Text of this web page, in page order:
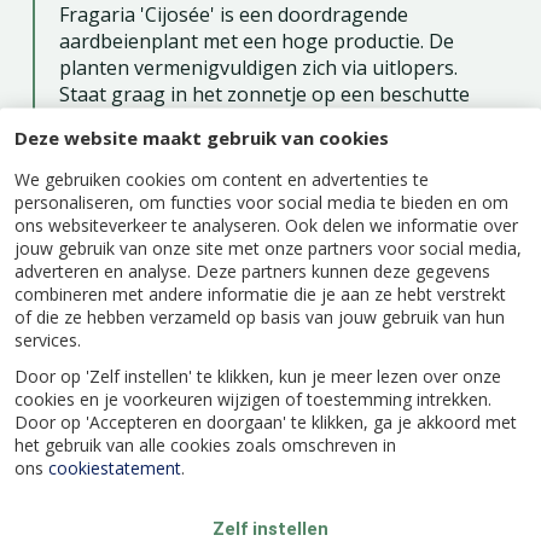
Deze website maakt gebruik van cookies
We gebruiken cookies om content en advertenties te
personaliseren, om functies voor social media te bieden en om
ons websiteverkeer te analyseren. Ook delen we informatie over
jouw gebruik van onze site met onze partners voor social media,
adverteren en analyse. Deze partners kunnen deze gegevens
combineren met andere informatie die je aan ze hebt verstrekt
of die ze hebben verzameld op basis van jouw gebruik van hun
services.
Door op 'Zelf instellen' te klikken, kun je meer lezen over onze
cookies en je voorkeuren wijzigen of toestemming intrekken.
Door op 'Accepteren en doorgaan' te klikken, ga je akkoord met
het gebruik van alle cookies zoals omschreven in
ons cookiestatement.
Zelf instellen
Fragaria 'Cijosée' is een doordragende
aardbeienplant met een hoge productie. De
planten vermenigvuldigen zich via uitlopers.
Staat graag in het zonnetje op een beschutte
mei/juni. Vanaf juni kun je de aardbeien al
plukken. Ook komen er bijen op af. Deze Fragaria
is winterhard.
Specificaties
EAN code 5407011460123